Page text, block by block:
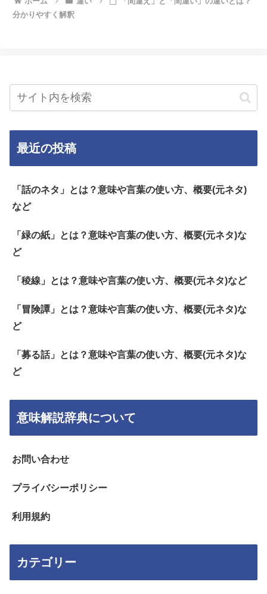
分かりやすく解釈
最近の投稿
「話のネタ」とは？意味や言葉の使い方、概要(元ネタ)
など
「緑の紙」とは？意味や言葉の使い方、概要(元ネタ)な
ど
「稜線」とは？意味や言葉の使い方、概要(元ネタ)など
「冒険譚」とは？意味や言葉の使い方、概要(元ネタ)な
ど
「募る話」とは？意味や言葉の使い方、概要(元ネタ)な
ど
意味解説辞典について
お問い合わせ
プライバシーポリシー
利用規約
カテゴリー